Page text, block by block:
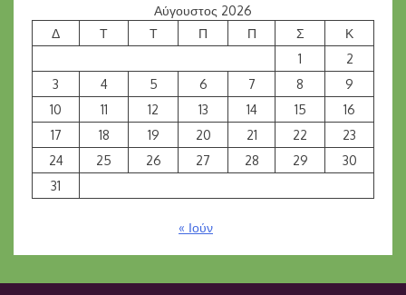
Αύγουστος 2026
Δ
Τ Τ Π Π Σ
Κ
1
2
3
4 5 6 7 8
9
10
11 12 13 14 15
16
17
18 19 20 21 22
23
24
25 26 27 28 29
30
31
« Ιούν